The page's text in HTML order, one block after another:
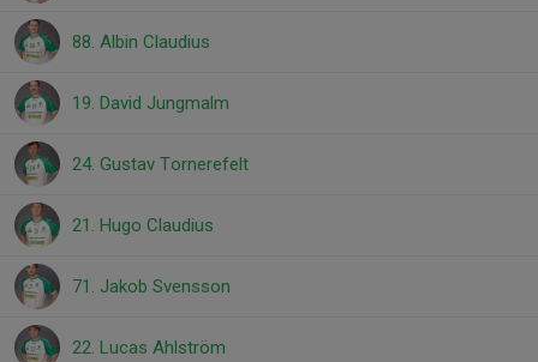
88. Albin Claudius
19. David Jungmalm
24. Gustav Tornerefelt
21. Hugo Claudius
71. Jakob Svensson
22. Lucas Ahlström